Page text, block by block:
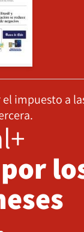
impuesto a